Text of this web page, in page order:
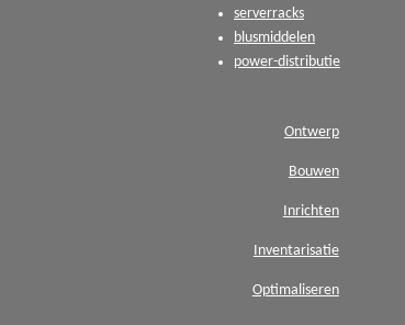
serverracks
blusmiddelen
power-distributie
Ontwerp
Bouwen
Inrichten
Inventarisatie
Optimaliseren